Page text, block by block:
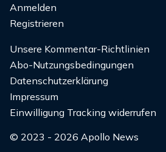
Anmelden
Registrieren
Unsere Kommentar-Richtlinien
Abo-Nutzungsbedingungen
Datenschutzerklärung
Impressum
Einwilligung Tracking widerrufen
© 2023 - 2026 Apollo News